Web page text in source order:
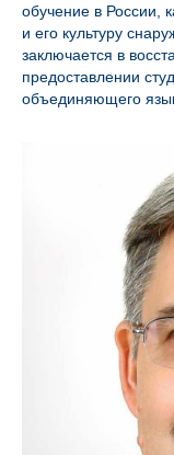
обучение в России,
и его культуру
заключается в
предоставлении
объединяющего язык